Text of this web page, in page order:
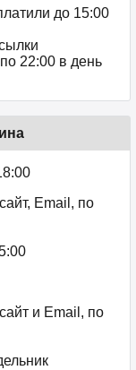
до 15:00
22:00 в день
Email, по
и Email, по